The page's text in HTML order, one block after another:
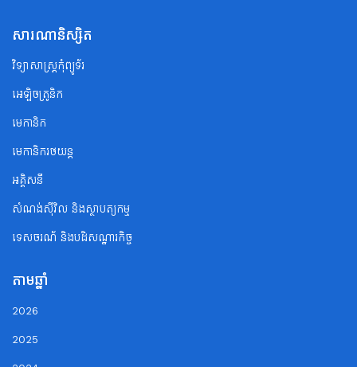
សារណានិស្សិត
វិទ្យាសាស្ត្រកុំព្យូទ័រ
អេឡិចត្រូនិក
មេកានិក
មេកានិករថយន្ត
អគ្គិសនី
សំណង់ស៊ីវិល និងស្ថាបត្យកម្ម
ទេសចរណ័ និងបដិសណ្ឋារកិច្ច
តាមឆ្នាំ
2026
2025